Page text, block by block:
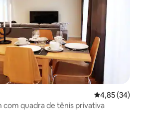
4,85 de uma
4,85 (34)
com quadra de tênis privativa